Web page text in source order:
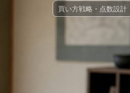
買い方戦略・点数設計